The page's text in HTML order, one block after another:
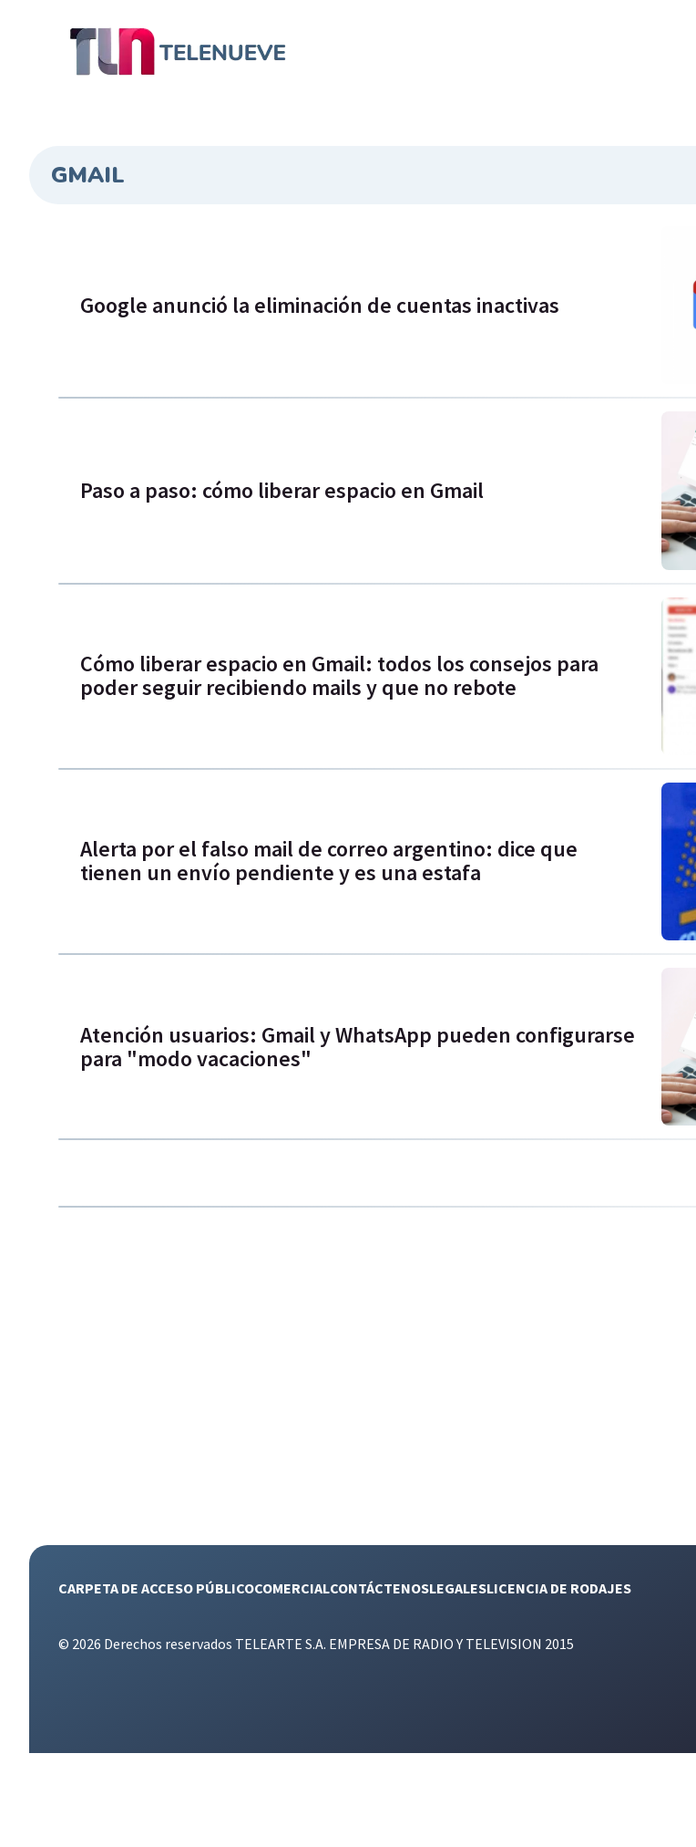
GMAIL
Google anunció la eliminación de cuentas inactivas
Paso a paso: cómo liberar espacio en Gmail
Cómo liberar espacio en Gmail: todos los consejos para
poder seguir recibiendo mails y que no rebote
Alerta por el falso mail de correo argentino: dice que
tienen un envío pendiente y es una estafa
Atención usuarios: Gmail y WhatsApp pueden configurarse
para "modo vacaciones"
CARPETA DE ACCESO PÚBLICOCOMERCIALCONTÁCTENOSLEGALESLICENCIA DE RODAJES
© 2026 Derechos reservados TELEARTE S.A. EMPRESA DE RADIO Y TELEVISION 2015